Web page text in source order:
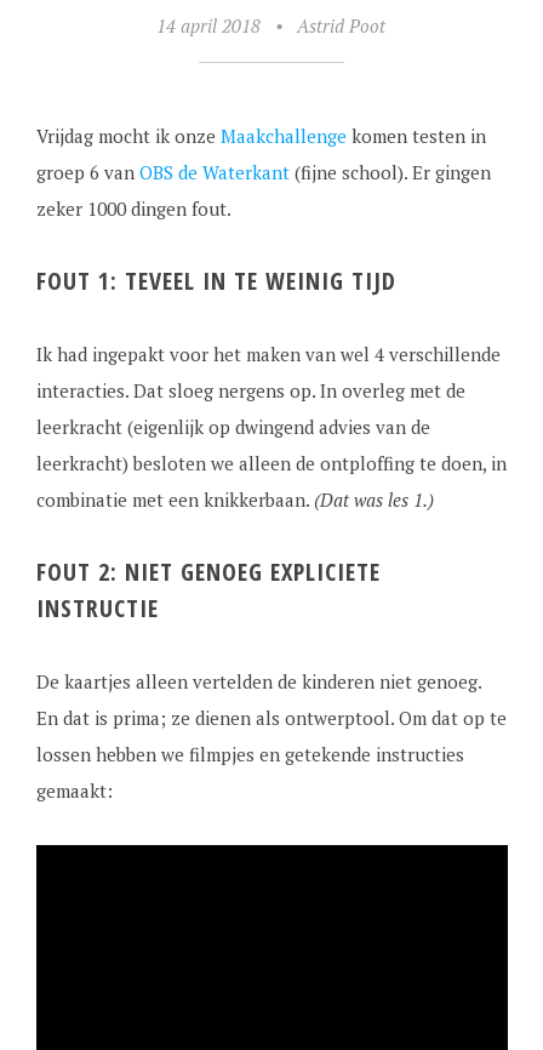
14 april 2018 • Astrid Poot
Vrijdag mocht ik onze Maakchallenge komen testen in
groep 6 van OBS de Waterkant(fijne school). Er gingen
zeker 1000 dingen fout.
FOUT 1: TEVEEL IN TE WEINIG TIJD
Ik had ingepakt voor het maken van wel 4 verschillende
interacties. Dat sloeg nergens op. In overleg met de
leerkracht (eigenlijk op dwingend advies van de
leerkracht) besloten we alleen de ontploffing te doen, in
combinatie met een knikkerbaan. (Dat was les 1.)
FOUT 2: NIET GENOEG EXPLICIETE
INSTRUCTIE
De kaartjes alleen vertelden de kinderen niet genoeg.
En dat is prima; ze dienen als ontwerptool. Om dat op te
lossen hebben we filmpjes en getekende instructies
gemaakt: